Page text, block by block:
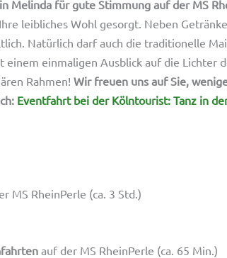
Melinda für gute Stimmung auf der MS
leibliches Wohl gesorgt. Neben
Natürlich darf auch die traditionelle
einmaligen Ausblick auf die Lichter
Rahmen! Wir freuen uns auf Sie,
Eventfahrt bei der Kölntourist: Tanz in
MS RheinPerle (ca. 3 Std.)
auf der MS RheinPerle (ca. 65 Min.)